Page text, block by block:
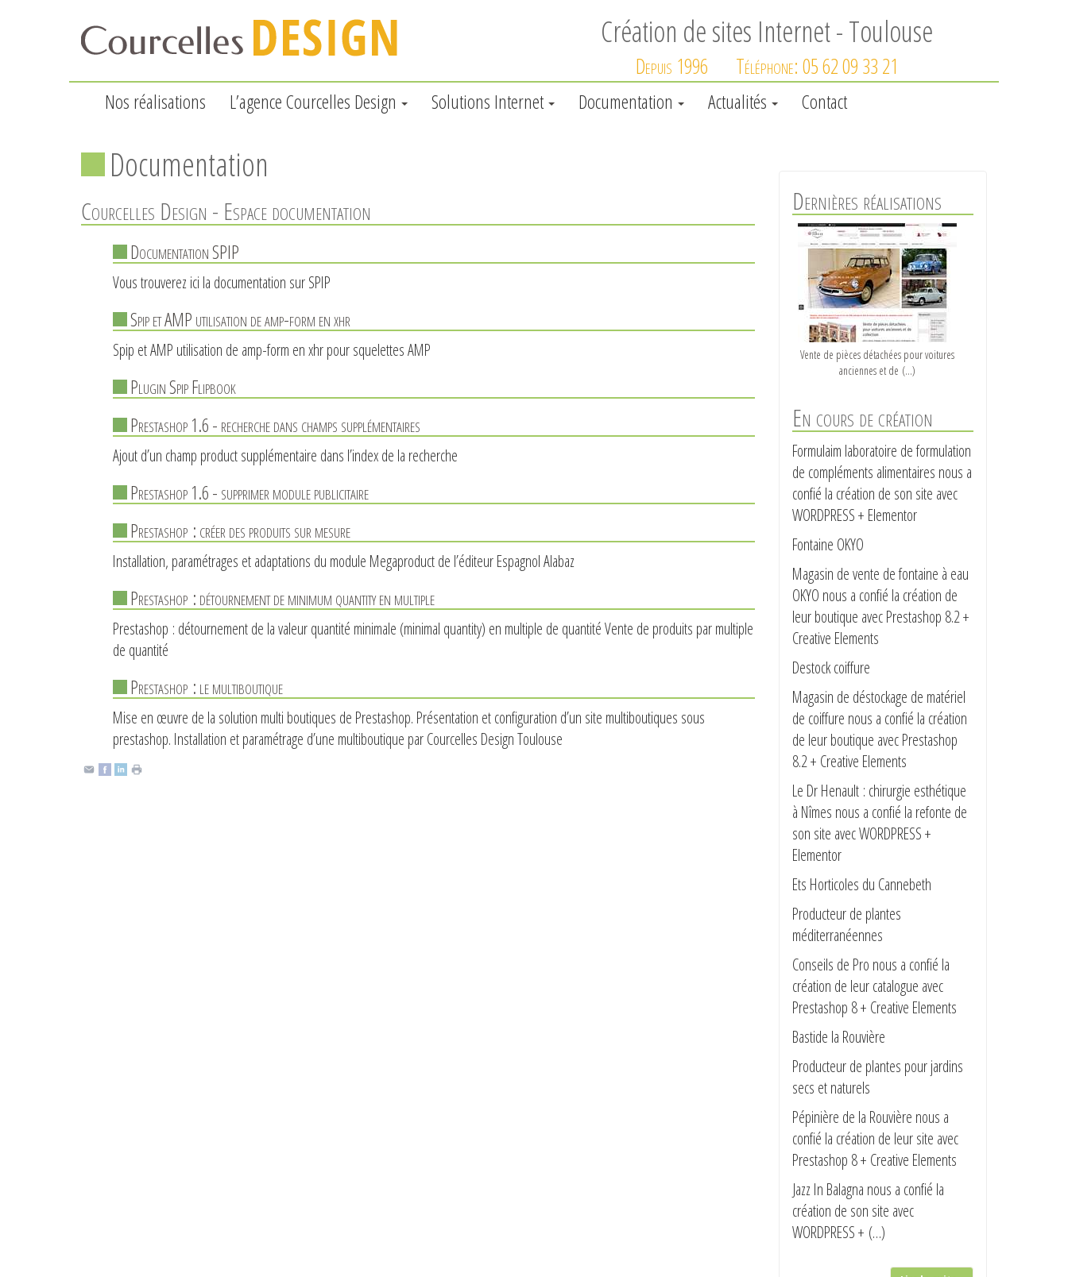
Création de sites Internet - Toulouse
Depuis 1996 Téléphone: 05 62 09 33 21
Nos réalisations L’agence Courcelles Design Solutions Internet Documentation Actualités Contact
Documentation
Courcelles Design - Espace documentation
Documentation SPIP
Vous trouverez ici la documentation sur SPIP
Spip et AMP utilisation de amp-form en xhr
Spip et AMP utilisation de amp-form en xhr pour squelettes AMP
Plugin Spip Flipbook
Prestashop 1.6 - recherche dans champs supplémentaires
Ajout d’un champ product supplémentaire dans l’index de la recherche
Prestashop 1.6 - supprimer module publicitaire
Prestashop : créer des produits sur mesure
Installation, paramétrages et adaptations du module Megaproduct de l’éditeur Espagnol Alabaz
Prestashop : détournement de minimum quantity en multiple
Prestashop : détournement de la valeur quantité minimale (minimal quantity) en multiple de quantité Vente de produits par multiple
de quantité
Prestashop : le multiboutique
Mise en œuvre de la solution multi boutiques de Prestashop. Présentation et configuration d’un site multiboutiques sous
prestashop. Installation et paramétrage d’une multiboutique par Courcelles Design Toulouse
Dernières réalisations
60 ans d’expérience dans (…)
Vente de pièces détachées pour voitures
anciennes et de (…)
Spécialiste du poêle à granules – Poêle à
bois – Inserts – cheminée
Kubb est un ordinateur français dont le
design exclusif et (…)
NADEXCO notre société d’Expertise
Comptable & Conseil est plus (…)
source d’eau purifiée, (…)
pour exceller sur le (…)
En cours de création
Formulaim laboratoire de formulation
de compléments alimentaires nous a
confié la création de son site avec
WORDPRESS + Elementor
Fontaine OKYO
Magasin de vente de fontaine à eau
OKYO nous a confié la création de
leur boutique avec Prestashop 8.2 +
Creative Elements
Destock coiffure
Magasin de déstockage de matériel
de coiffure nous a confié la création
de leur boutique avec Prestashop
8.2 + Creative Elements
Le Dr Henault : chirurgie esthétique
à Nîmes nous a confié la refonte de
son site avec WORDPRESS +
Elementor
Ets Horticoles du Cannebeth
Producteur de plantes
méditerranéennes
Conseils de Pro nous a confié la
création de leur catalogue avec
Prestashop 8 + Creative Elements
Bastide la Rouvière
Producteur de plantes pour jardins
secs et naturels
Pépinière de la Rouvière nous a
confié la création de leur site avec
Prestashop 8 + Creative Elements
Jazz In Balagna nous a confié la
création de son site avec
WORDPRESS + (…)